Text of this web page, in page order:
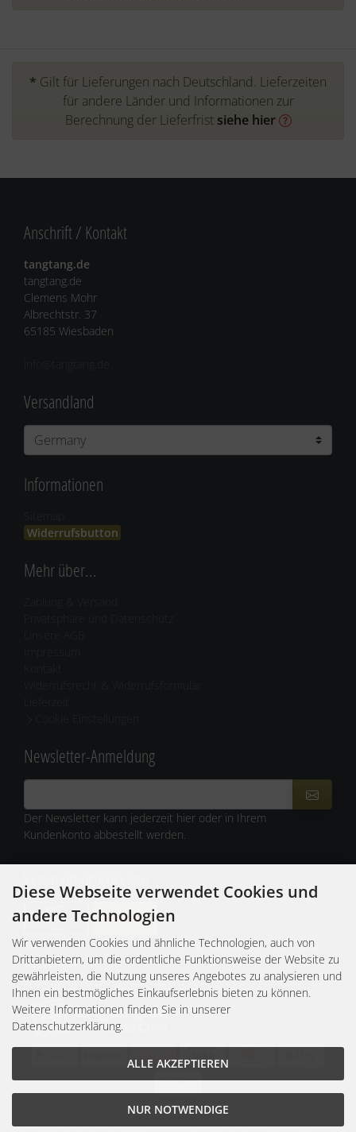
* Gilt für Lieferungen nach Deutschland. Lieferzeiten
für andere Länder und Informationen zur
Berechnung der Lieferfrist siehe hier
Informationen
Widerrufsbutton
Mehr über...
Anschrift / Kontakt
tangtang.de
tangtang.de
Clemens Mohr
Albrechtstr. 37
65185 Wiesbaden
Versandland
Newsletter-Anmeldung
Der Newsletter kann jederzeit hier oder in Ihrem
Kundenkonto abbestellt werden.
Versand innerhalb Deutschlandsmit Deutsche Post / DHL
kostenlos
Kundengruppe:Gast
© Copyright 2026 tangtang.de - Alle Rechte vorbehalten. | Template ©
Diese Webseite verwendet Cookies und
andere Technologien
Wir verwenden Cookies und ähnliche Technologien, auch von
Drittanbietern, um die ordentliche Funktionsweise der Website zu
gewährleisten, die Nutzung unseres Angebotes zu analysieren und
Ihnen ein bestmögliches Einkaufserlebnis bieten zu können.
Weitere Informationen finden Sie in unserer
Datenschutzerklärung.
ALLE AKZEPTIEREN
NUR NOTWENDIGE